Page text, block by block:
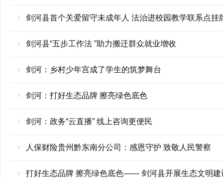
剑河县首个关爱留守未成年人 法治进校园教学联系点挂
剑河县“五步工作法 ”助力搬迁群众就业增收
剑河：乡村少年宫成了学生的筑梦舞台
剑河：打好生态品牌 擦亮绿色底色
剑河：政务“云直播” 线上咨询更便民
人保财险贵州黔东南分公司：感恩守护 致敬人民警察
打好生态品牌 擦亮绿色底色—— 剑河县开展生态文明建